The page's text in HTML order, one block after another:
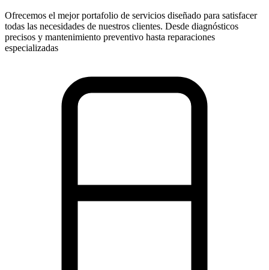
Ofrecemos el mejor portafolio de servicios diseñado para satisfacer
todas las necesidades de nuestros clientes. Desde diagnósticos
precisos y mantenimiento preventivo hasta reparaciones
especializadas